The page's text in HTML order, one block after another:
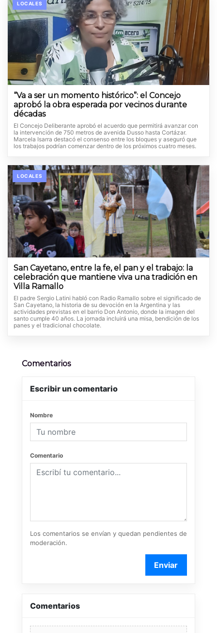
LOCALES
“Va a ser un momento histórico”: el Concejo
aprobó la obra esperada por vecinos durante
décadas
El Concejo Deliberante aprobó el acuerdo que permitirá avanzar con
la intervención de 750 metros de avenida Dusso hasta Cortázar.
Marcela Isarra destacó el consenso entre los bloques y aseguró que
los trabajos podrían comenzar dentro de los próximos cuatro meses.
LOCALES
San Cayetano, entre la fe, el pan y el trabajo: la
celebración que mantiene viva una tradición en
Villa Ramallo
El padre Sergio Latini habló con Radio Ramallo sobre el significado de
San Cayetano, la historia de su devoción en la Argentina y las
actividades previstas en el barrio Don Antonio, donde la imagen del
santo cumple 40 años. La jornada incluirá una misa, bendición de los
panes y el tradicional chocolate.
Comentarios
Escribir un comentario
Nombre
Comentario
Los comentarios se envían y quedan pendientes de
moderación.
Enviar
Comentarios